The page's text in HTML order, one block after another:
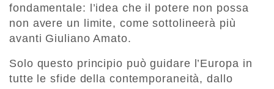
fondamentale: l’idea che il potere non possa
non avere un limite, come sottolineerà più
avanti Giuliano Amato.
Solo questo principio può guidare l’Europa in
tutte le sfide della contemporaneità, dallo